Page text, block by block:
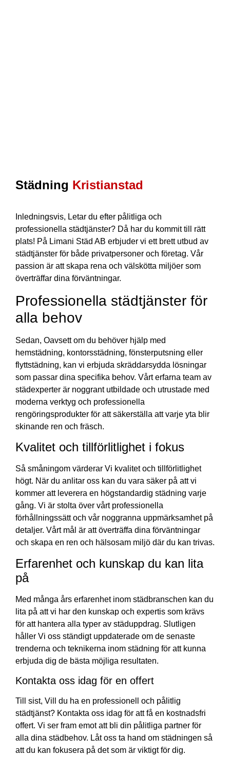
Städning Kristianstad
Inledningsvis, Letar du efter pålitliga och
professionella städtjänster? Då har du kommit till rätt
plats! På Limani Städ AB erbjuder vi ett brett utbud av
städtjänster för både privatpersoner och företag. Vår
passion är att skapa rena och välskötta miljöer som
överträffar dina förväntningar.
Professionella städtjänster för
alla behov
Sedan, Oavsett om du behöver hjälp med
hemstädning, kontorsstädning, fönsterputsning eller
flyttstädning, kan vi erbjuda skräddarsydda lösningar
som passar dina specifika behov. Vårt erfarna team av
städexperter är noggrant utbildade och utrustade med
moderna verktyg och professionella
rengöringsprodukter för att säkerställa att varje yta blir
skinande ren och fräsch.
Kvalitet och tillförlitlighet i fokus
Så småningom värderar Vi kvalitet och tillförlitlighet
högt. När du anlitar oss kan du vara säker på att vi
kommer att leverera en högstandardig städning varje
gång. Vi är stolta över vårt professionella
förhållningssätt och vår noggranna uppmärksamhet på
detaljer. Vårt mål är att överträffa dina förväntningar
och skapa en ren och hälsosam miljö där du kan trivas.
Erfarenhet och kunskap du kan lita
på
Med många års erfarenhet inom städbranschen kan du
lita på att vi har den kunskap och expertis som krävs
för att hantera alla typer av städuppdrag. Slutligen
håller Vi oss ständigt uppdaterade om de senaste
trenderna och teknikerna inom städning för att kunna
erbjuda dig de bästa möjliga resultaten.
Kontakta oss idag för en offert
Till sist, Vill du ha en professionell och pålitlig
städtjänst? Kontakta oss idag för att få en kostnadsfri
offert. Vi ser fram emot att bli din pålitliga partner för
alla dina städbehov. Låt oss ta hand om städningen så
att du kan fokusera på det som är viktigt för dig.